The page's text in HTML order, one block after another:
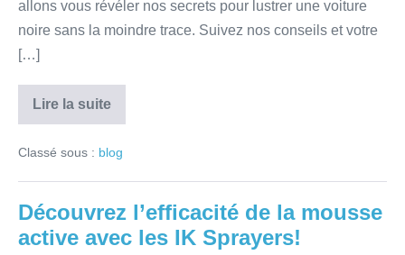
allons vous révéler nos secrets pour lustrer une voiture
noire sans la moindre trace. Suivez nos conseils et votre
[…]
Lire la suite
Classé sous : blog
Découvrez l’efficacité de la mousse
active avec les IK Sprayers!